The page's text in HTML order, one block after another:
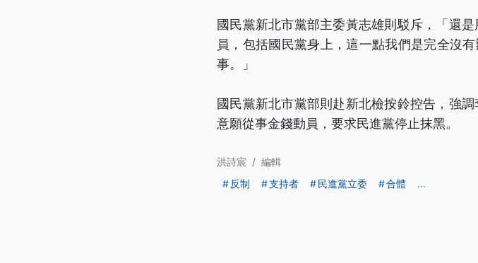
國民黨新北市黨部主委黃志雄則駁斥，「還
員，包括國民黨身上，這一點我們是完全沒
事。」
國民黨新北市黨部則赴新北檢按鈴控告，強
意願從事金錢動員，要求民進黨停止抹黑。
洪詩宸 / 編輯
反制
支持者 民進黨立委 合體 ...